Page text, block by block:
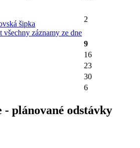
šipka
všechny záznamy ze dne
2
9
16
23
30
6
plánované odstávky